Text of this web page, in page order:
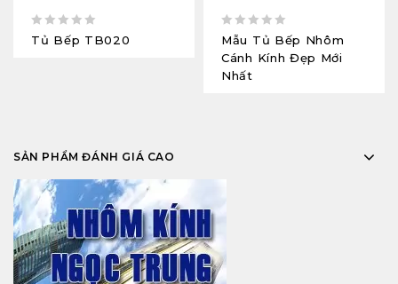
0
Tủ Bếp TB020
0
out
5
Mẫu Tủ Bếp Nhôm
Cánh Kính Đẹp Mới
Nhất
SẢN PHẨM ĐÁNH GIÁ CAO